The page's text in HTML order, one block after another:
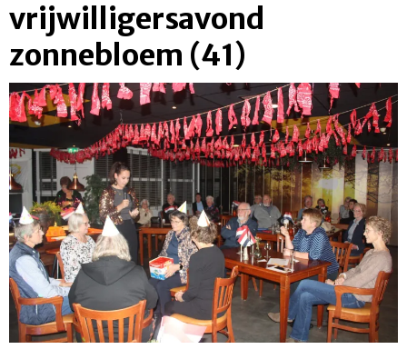
vrijwilligersavond
zonnebloem (41)